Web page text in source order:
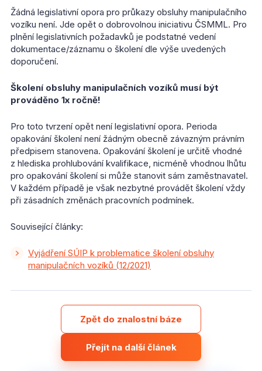
Žádná legislativní opora pro průkazy obsluhy manipulačního
vozíku není. Jde opět o dobrovolnou iniciativu ČSMML. Pro
plnění legislativních požadavků je podstatné vedení
dokumentace/záznamu o školení dle výše uvedených
doporučení.
Školení obsluhy manipulačních vozíků musí být
prováděno 1x ročně!
Pro toto tvrzení opět není legislativní opora. Perioda
opakování školení není žádným obecně závazným právním
předpisem stanovena. Opakování školení je určitě vhodné
z hlediska prohlubování kvalifikace, nicméně vhodnou lhůtu
pro opakování školení si může stanovit sám zaměstnavatel.
V každém případě je však nezbytné provádět školení vždy
při zásadních změnách pracovních podmínek.
Související články:
Vyjádření SÚIP k problematice školení obsluhy
manipulačních vozíků (12/2021)
Zpět do znalostní báze
Přejít na další článek